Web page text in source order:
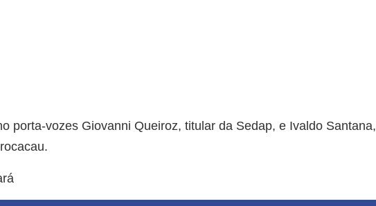
porta-vozes Giovanni Queiroz, titular da Sedap, e Ivaldo Santana,